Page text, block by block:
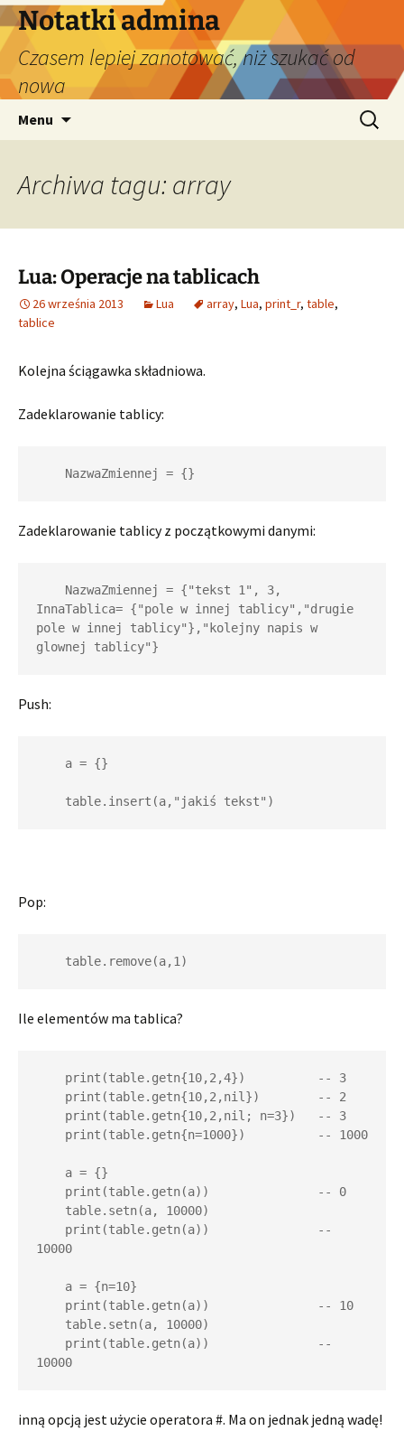
Przejdź
do
treści
Notatki admina
Czasem lepiej zanotować, niż szukać od
nowa
Menu Szukaj:
Archiwa tagu: array
Lua: Operacje na tablicach
26 września 2013 Lua array, Lua, print_r, table,
tablice
Kolejna ściągawka składniowa.
Zadeklarowanie tablicy:
    NazwaZmiennej = {}
Zadeklarowanie tablicy z początkowymi danymi:
InnaTablica= {"pole w innej tablicy","drugie
pole w innej tablicy"},"kolejny napis w
glownej tablicy"}
Push:
    table.insert(a,"jakiś tekst")
Pop:
    table.remove(a,1)
Ile elementów ma tablica?
10000
10000
inną opcją jest użycie operatora #. Ma on jednak jedną wadę!